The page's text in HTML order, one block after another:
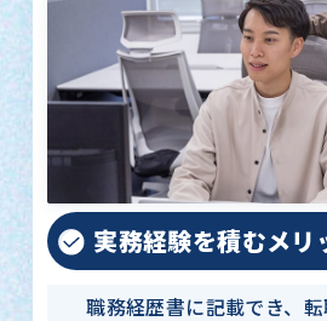
実務経験を積むメリ
職務経歴書に記載でき、